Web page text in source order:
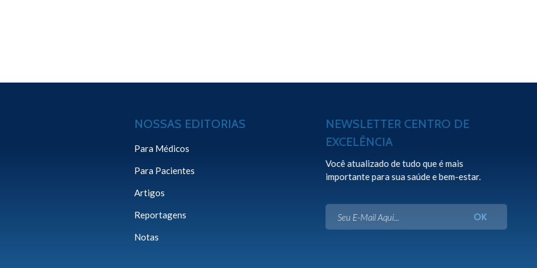
NOSSAS EDITORIAS
Para Médicos
Para Pacientes
Artigos
Reportagens
Notas
NEWSLETTER CENTRO DE
EXCELÊNCIA
Você atualizado de tudo que é mais
importante para sua saúde e bem-estar.